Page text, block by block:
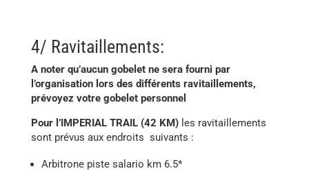
4/ Ravitaillements:
A noter qu’aucun gobelet ne sera fourni par
l’organisation lors des différents ravitaillements,
prévoyez votre gobelet personnel
Pour l’IMPERIAL TRAIL (42 KM) les ravitaillements
sont prévus aux endroits suivants :
Arbitrone piste salario km 6.5*